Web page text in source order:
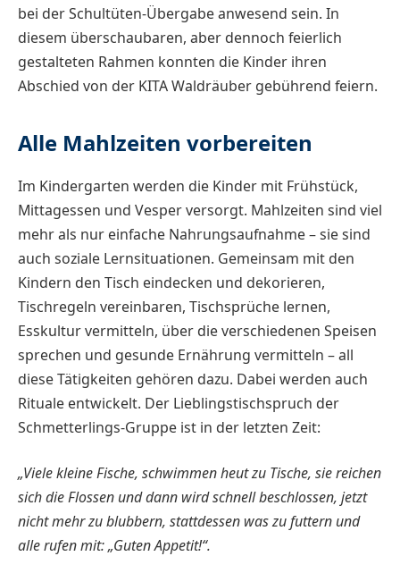
bei der Schultüten-Übergabe anwesend sein. In
diesem überschaubaren, aber dennoch feierlich
gestalteten Rahmen konnten die Kinder ihren
Abschied von der KITA Waldräuber gebührend feiern.
Alle Mahlzeiten vorbereiten
Im Kindergarten werden die Kinder mit Frühstück,
Mittagessen und Vesper versorgt. Mahlzeiten sind viel
mehr als nur einfache Nahrungsaufnahme – sie sind
auch soziale Lernsituationen. Gemeinsam mit den
Kindern den Tisch eindecken und dekorieren,
Tischregeln vereinbaren, Tischsprüche lernen,
Esskultur vermitteln, über die verschiedenen Speisen
sprechen und gesunde Ernährung vermitteln – all
diese Tätigkeiten gehören dazu. Dabei werden auch
Rituale entwickelt. Der Lieblingstischspruch der
Schmetterlings-Gruppe ist in der letzten Zeit:
„Viele kleine Fische, schwimmen heut zu Tische, sie reichen
sich die Flossen und dann wird schnell beschlossen, jetzt
nicht mehr zu blubbern, stattdessen was zu futtern und
alle rufen mit: „Guten Appetit!“.